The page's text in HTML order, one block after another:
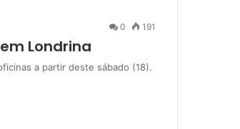
0 191
Londrina
a partir deste sábado (18).